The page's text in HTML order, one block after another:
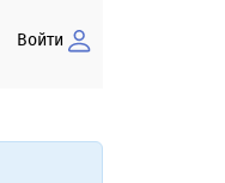
Войти